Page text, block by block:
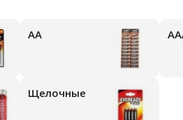
АА
Щелочные